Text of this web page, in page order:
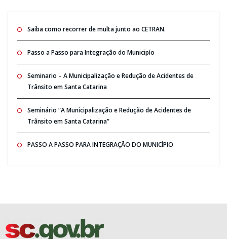
Saiba como recorrer de multa junto ao CETRAN.
Passo a Passo para Integração do Municipío
Seminario – A Municipalização e Redução de Acidentes de
Trânsito em Santa Catarina
Seminário “A Municipalização e Redução de Acidentes de
Trânsito em Santa Catarina”
PASSO A PASSO PARA INTEGRAÇÃO DO MUNICÍPIO